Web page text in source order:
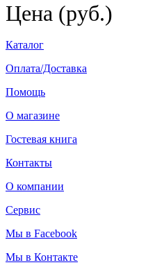
Цена (руб.)
Каталог
Оплата/Доставка
Помощь
О магазине
Гостевая книга
Контакты
О компании
Сервис
Мы в Facebook
Мы в Контакте